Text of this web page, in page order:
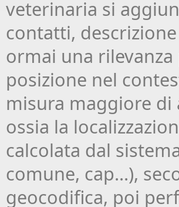
veterinaria si
contatti,
ormai una
posizione nel
misura maggiore di
ossia la
calcolata dal
comune, cap...),
geocodifica, poi